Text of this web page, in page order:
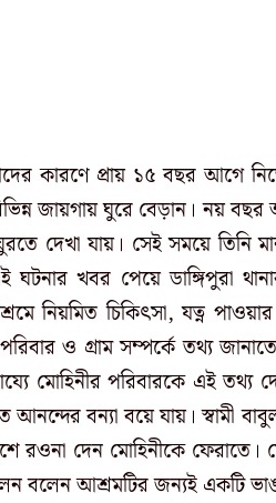
কারণে প্রায় ১৫ বছর আগে
জায়গায় ঘুরে বেড়ান। নয়
ঘুরতে দেখা যায়। সেই সময়ে
ঘটনার খবর পেয়ে ডাঙ্গিপুরা
নিয়মিত চিকিৎসা, যত্ন পাওয়ার
পরিবার ও গ্রাম সম্পর্কে তথ্য
মোহিনীর পরিবারকে এই
আনন্দের বন্যা বয়ে যায়। স্বামী
রওনা দেন মোহিনীকে ফেরাতে।
বলেন আশ্রমটির জন্যই একটি